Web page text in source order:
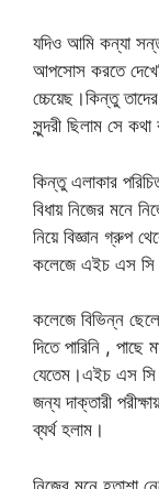
যদিও আমি কন্যা
আপসোস করতে
চ্চেয়েছ।কিন্তু
সুন্দরী ছিলাম সে
কিন্তু এলাকার
বিধায় নিজের মনে
নিয়ে বিজ্ঞান গ্রুপ
কলেজে এইচ এস
কলেজে বিভিন্ন
দিতে পারিনি , পাছে
যেতেম।এইচ এস সি
জন্য দাক্তারী
ব্যর্থ হলাম।